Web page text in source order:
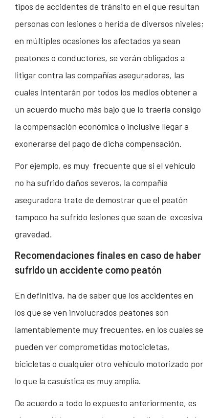
tipos de accidentes de tránsito en el que resultan
personas con lesiones o herida de diversos niveles;
en múltiples ocasiones los afectados ya sean
peatones o conductores, se verán obligados a
litigar contra las compañías aseguradoras, las
cuales intentarán por todos los medios obtener a
un acuerdo mucho más bajo que lo traería consigo
la compensación económica o inclusive llegar a
exonerarse del pago de dicha compensación.
Por ejemplo, es muy frecuente que si el vehículo
no ha sufrido daños severos, la compañía
aseguradora trate de demostrar que el peatón
tampoco ha sufrido lesiones que sean de excesiva
gravedad.
Recomendaciones finales en caso de haber
sufrido un accidente como peatón
En definitiva, ha de saber que los accidentes en
los que se ven involucrados peatones son
lamentablemente muy frecuentes, en los cuales se
pueden ver comprometidas motocicletas,
bicicletas o cualquier otro vehículo motorizado por
lo que la casuística es muy amplia.
De acuerdo a todo lo expuesto anteriormente, es